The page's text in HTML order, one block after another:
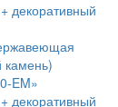
декоративный
камень)
EM»
декоративный